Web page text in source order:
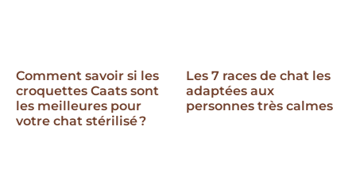
Comment savoir si les
croquettes Caats sont
les meilleures pour
votre chat stérilisé ?
Les 7 races de chat les
adaptées aux
personnes très calmes